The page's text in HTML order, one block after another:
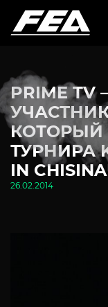
PRIME
КОТОРЫЙ
ТУРНИРА
IN
26.02.2014